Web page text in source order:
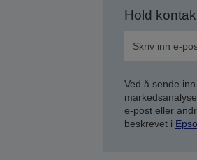
Hold
Ved å sende
e-post eller
beskrevet i